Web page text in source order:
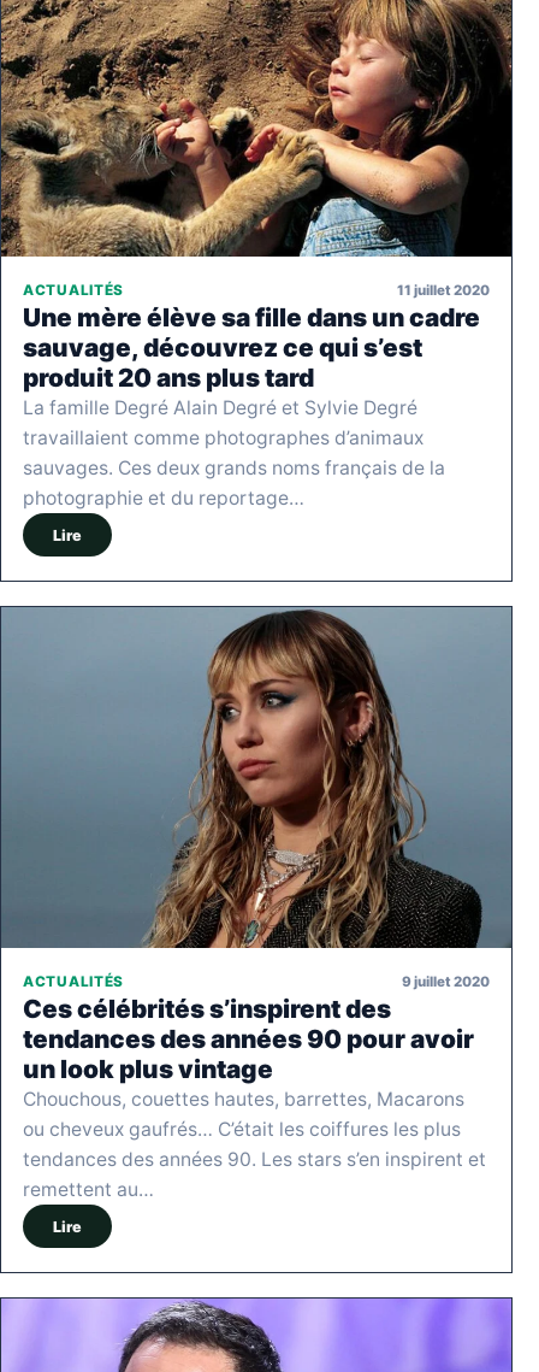
ACTUALITÉS 11 juillet 2020
Une mère élève sa fille dans un cadre
sauvage, découvrez ce qui s’est
produit 20 ans plus tard
La famille Degré Alain Degré et Sylvie Degré
travaillaient comme photographes d’animaux
sauvages. Ces deux grands noms français de la
photographie et du reportage…
Lire
ACTUALITÉS 9 juillet 2020
Ces célébrités s’inspirent des
tendances des années 90 pour avoir
un look plus vintage
Chouchous, couettes hautes, barrettes, Macarons
ou cheveux gaufrés… C’était les coiffures les plus
tendances des années 90. Les stars s’en inspirent et
remettent au…
Lire